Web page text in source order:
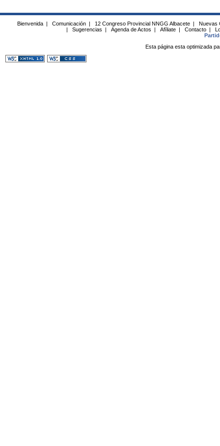
Bienvenida | Comunicación | 12 Congreso Provincial NNGG Albacete |
Nuevas
|
Sugerencias | Agenda de Actos | Afíliate | Contacto |
Esta página esta optimizada